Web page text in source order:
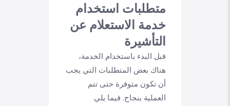
متطلبات استخدام
خدمة الاستعلام عن
التأشيرة
قبل البدء باستخدام الخدمة،
هناك بعض المتطلبات التي يجب
أن تكون متوفرة حتى تتم
العملية بنجاح. فيما يلي